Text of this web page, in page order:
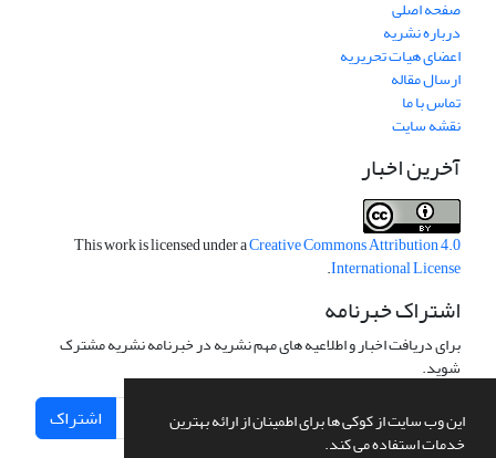
این وب سایت از کوکی ها برای اطمینان از ارائه بهترین
خدمات استفاده می کند.
صفحه اصلی
درباره نشریه
اعضای هیات تحریریه
ارسال مقاله
تماس با ما
نقشه سایت
آخرین اخبار
This work is licensed under aCreative Commons Attribution 4.0
International License
.
اشتراک خبرنامه
برای دریافت اخبار و اطلاعیه های مهم نشریه در خبرنامه نشریه مشترک
شوید.
اشتراک